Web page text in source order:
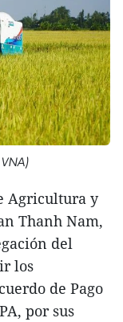
Agricultura y
Thanh Nam,
del
los
de Pago
por sus